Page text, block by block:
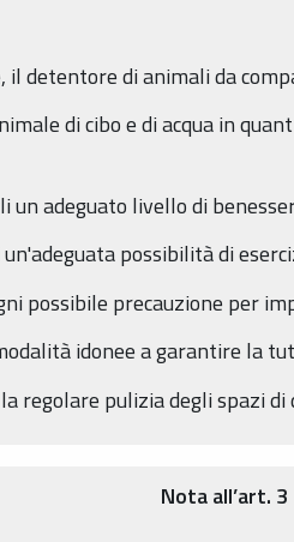
il detentore di animali da
di cibo e di acqua in
un adeguato livello di
possibilità di
possibile precauzione per
idonee a garantire la
regolare pulizia degli spazi
Nota all’art. 3